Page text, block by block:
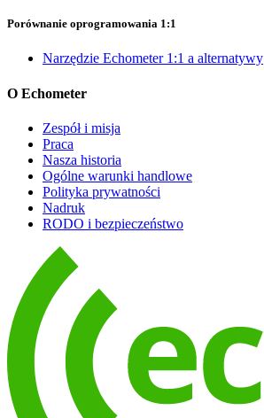
Porównanie oprogramowania 1:1
Narzędzie Echometer 1:1 a alternatywy
O Echometer
Zespół i misja
Praca
Nasza historia
Ogólne warunki handlowe
Polityka prywatności
Nadruk
RODO i bezpieczeństwo